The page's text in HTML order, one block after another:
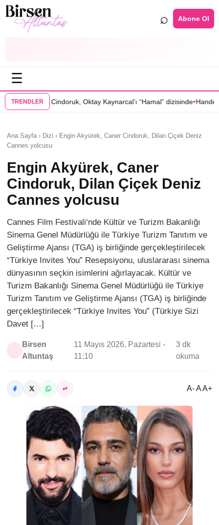
⌕ Abone Ol
☰
TRENDLER
Oktay Kaynarcal’ı “Hamal” dizisinde•Hande Elaman, “Tutsak
Ana Sayfa › Dizi › Engin Akyürek, Caner Cindoruk, Dilan Çiçek Deniz
Cannes yolcusu
Engin Akyürek, Caner
Cindoruk, Dilan Çiçek Deniz
Cannes yolcusu
Cannes Film Festivali‘nde Kültür ve Turizm Bakanlığı
Sinema Genel Müdürlüğü ile Türkiye Turizm Tanıtım ve
Geliştirme Ajansı (TGA) iş birliğinde gerçekleştirilecek
“Türkiye Invites You” Resepsiyonu, uluslararası sinema
dünyasının seçkin isimlerini ağırlayacak. Kültür ve
Turizm Bakanlığı Sinema Genel Müdürlüğü ile Türkiye
Turizm Tanıtım ve Geliştirme Ajansı (TGA) iş birliğinde
gerçekleştirilecek “Türkiye Invites You” (Türkiye Sizi
Davet […]
Birsen
Altuntaş
11 Mayıs 2026, Pazartesi -
11:10
3 dk
okuma
A- A A+